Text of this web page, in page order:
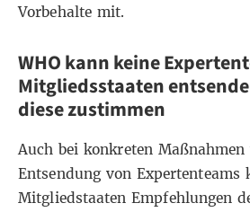
Vorbehalte mit.
WHO kann keine
Mitgliedsstaaten
diese zustimmen
Auch bei konkreten Maßnahmen
Entsendung von Expertenteams
Mitgliedstaaten Empfehlungen